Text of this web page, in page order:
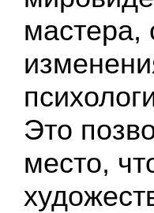
Это
место,